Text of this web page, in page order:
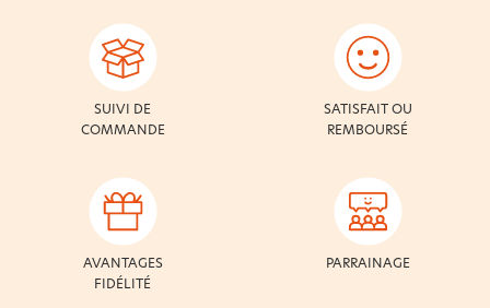
SUIVI DE
COMMANDE
SATISFAIT OU
REMBOURSÉ
AVANTAGES
FIDÉLITÉ
PARRAINAGE